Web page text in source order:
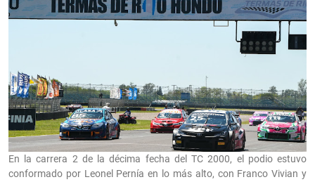
En la carrera 2 de la décima fecha del TC 2000, el podio estuvo
conformado por Leonel Pernía en lo más alto, con Franco Vivian y